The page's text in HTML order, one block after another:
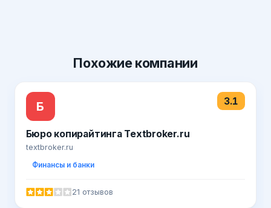
Похожиекомпании
Б 3.1
Бюро копирайтинга Textbroker.ru
textbroker.ru
Финансы и банки
21 отзывов